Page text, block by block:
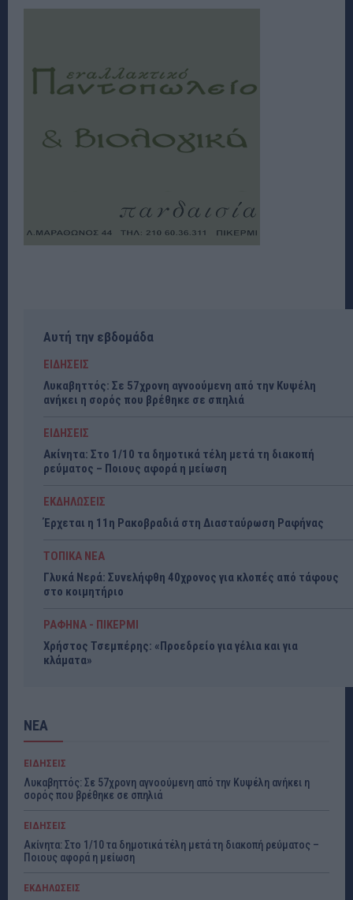
Αυτή την εβδομάδα
ΕΙΔΗΣΕΙΣ
Λυκαβηττός: Σε 57χρονη αγνοούμενη από την Κυψέλη
ανήκει η σορός που βρέθηκε σε σπηλιά
ΕΙΔΗΣΕΙΣ
Ακίνητα: Στο 1/10 τα δημοτικά τέλη μετά τη διακοπή
ρεύματος – Ποιους αφορά η μείωση
ΕΚΔΗΛΩΣΕΙΣ
Έρχεται η 11η Ρακοβραδιά στη Διασταύρωση Ραφήνας
ΤΟΠΙΚΑ ΝΕΑ
Γλυκά Νερά: Συνελήφθη 40χρονος για κλοπές από τάφους
στο κοιμητήριο
ΡΑΦΗΝΑ - ΠΙΚΕΡΜΙ
Χρήστος Τσεμπέρης: «Προεδρείο για γέλια και για
κλάματα»
ΝΕΑ
ΕΙΔΗΣΕΙΣ
Λυκαβηττός: Σε 57χρονη αγνοούμενη από την Κυψέλη ανήκει η
σορός που βρέθηκε σε σπηλιά
ΕΙΔΗΣΕΙΣ
Ακίνητα: Στο 1/10 τα δημοτικά τέλη μετά τη διακοπή ρεύματος –
Ποιους αφορά η μείωση
ΕΚΔΗΛΩΣΕΙΣ